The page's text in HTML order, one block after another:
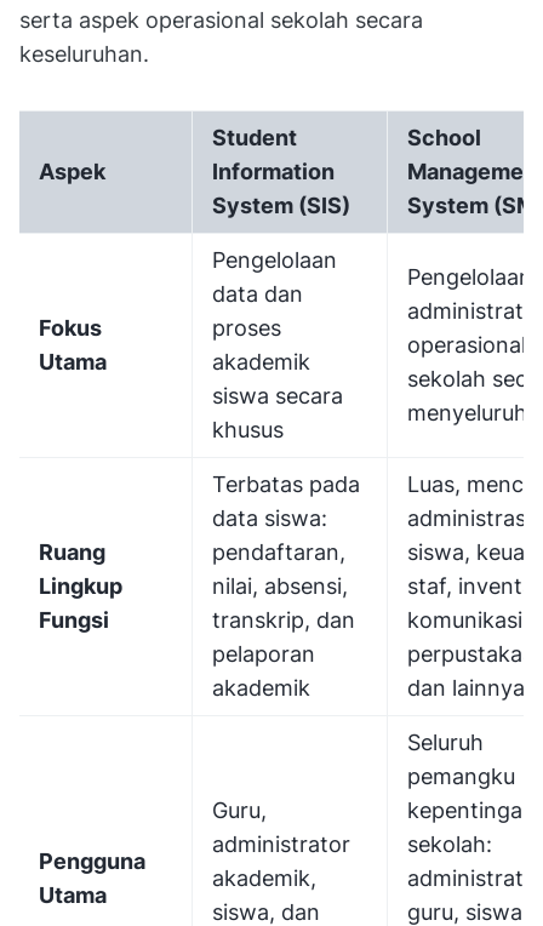
serta aspek operasional sekolah secara
keseluruhan.
Aspek
Student
Information
System (SIS)
School
System
Fokus
Utama
Pengelolaan
data dan
proses
akademik
siswa secara
khusus
Pengelolaan
administratif
operasional
sekolah
menyeluruh
Ruang
Lingkup
Fungsi
Terbatas pada
data siswa:
pendaftaran,
nilai, absensi,
transkrip, dan
pelaporan
akademik
Luas,
administrasi
siswa,
staf,
komunikasi,
dan lainnya
Pengguna
Utama
Guru,
administrator
akademik,
siswa, dan
Seluruh
pemangku
kepentingan
sekolah:
guru, siswa,